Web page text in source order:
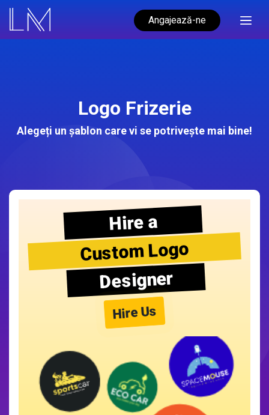
Angajează-ne
Logo Frizerie
Alegeți un șablon care vi se potrivește mai bine!
Hire a
Custom Logo
Designer
Hire Us